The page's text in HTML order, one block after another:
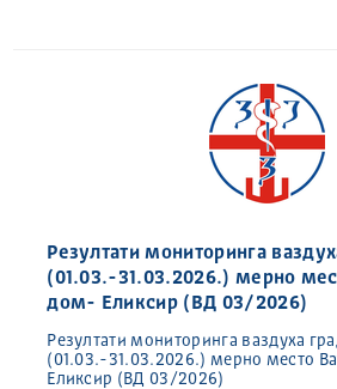
Резултати мониторинга
(01.03.-31.03.2026.) мерно
дом- Еликсир (ВД 03/2026)
Резултати мониторинга ваздуха
(01.03.-31.03.2026.) мерно место
Еликсир (ВД 03/2026)